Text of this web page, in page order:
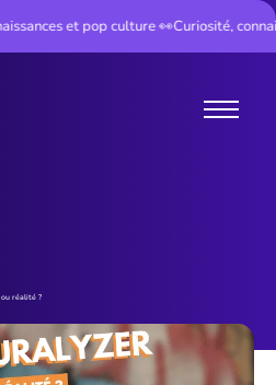
et pop culture 👀Curiosité,
réalité ?